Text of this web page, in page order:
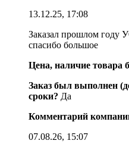
13.12.25, 17:08
Заказал прошлом году
спасибо большое
Цена, наличие товара
Заказ был выполнен
сроки? Да
Комментарий
07.08.26, 15:07